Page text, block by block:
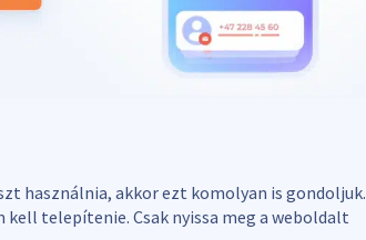
használnia, akkor ezt komolyan is gondoljuk.
kell telepítenie. Csak nyissa meg a weboldalt